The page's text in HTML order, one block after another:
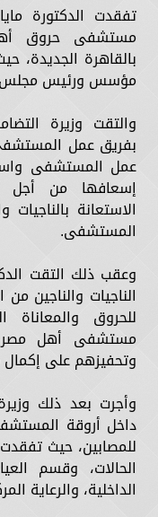
تفقدت الدكتورة
مستشفى حروق
بالقاهرة الجديدة،
مؤسس ورئيس مجلس
والتقت وزيرة
بفريق عمل
عمل المستشفى
إسعافها من أجل
الاستعانة
المستشفى.
وعقب ذلك التقت
الناجيات والناجين
للحروق
مستشفى أهل مصر
وتحفيزهم على
وأجرت بعد ذلك
داخل أروقة
للمصابين، حيث
الحالات، وقسم
الداخلية، والرعاية